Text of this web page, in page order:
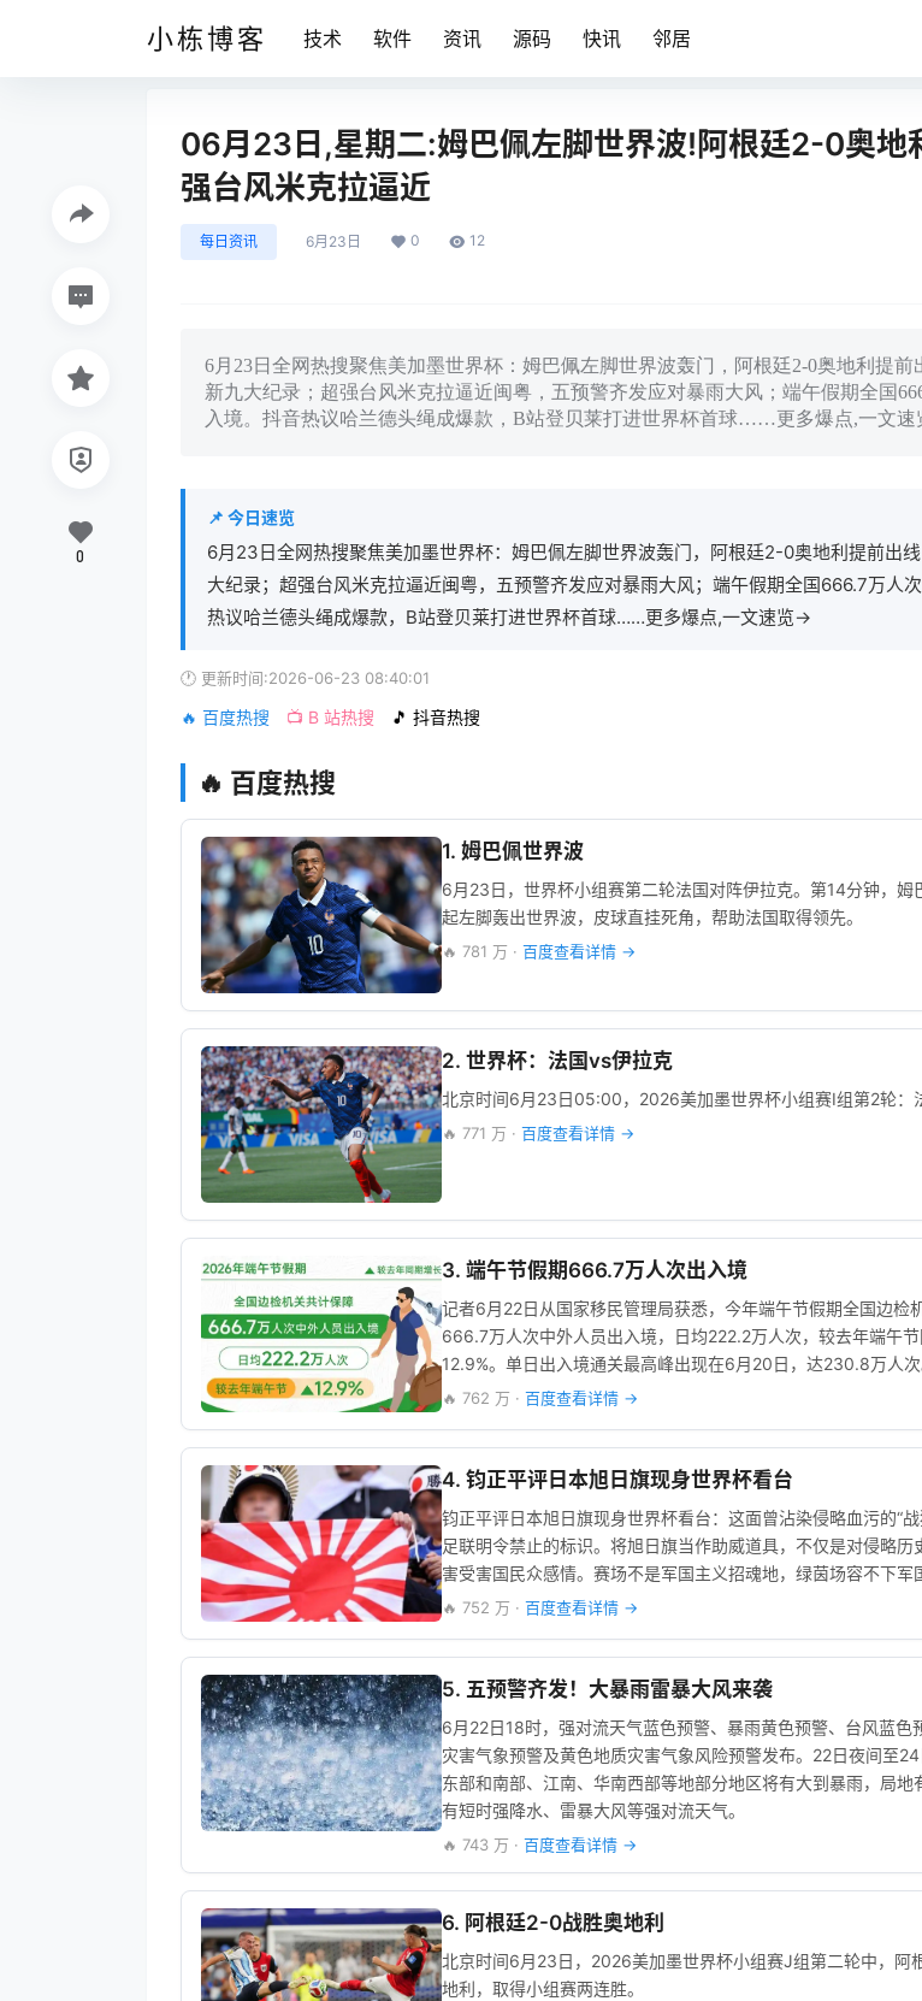
小栋博客 技术 软件 资讯 源码 快讯 邻居
06月23日,星期二:姆巴佩左脚世界波!阿根廷2-0奥地
强台风米克拉逼近
每日资讯 6月23日 0 12
6月23日全网热搜聚焦美加墨世界杯：姆巴佩左脚世界波轰门，阿根廷2-0奥地利提前
新九大纪录；超强台风米克拉逼近闽粤，五预警齐发应对暴雨大风；端午假期全国
入境。抖音热议哈兰德头绳成爆款，B站登贝莱打进世界杯首球……更多爆点,一文
📌 今日速览
6月23日全网热搜聚焦美加墨世界杯：姆巴佩左脚世界波轰门，阿根廷2-0奥地利提前出
大纪录；超强台风米克拉逼近闽粤，五预警齐发应对暴雨大风；端午假期全国666.7万人
热议哈兰德头绳成爆款，B站登贝莱打进世界杯首球……更多爆点,一文速览→
🕐 更新时间:2026-06-23 08:40:01
🔥 百度热搜 📺 B 站热搜 🎵 抖音热搜
🔥 百度热搜
1. 姆巴佩世界波
6月23日，世界杯小组赛第二轮法国对阵伊拉克。第14分钟，姆
起左脚轰出世界波，皮球直挂死角，帮助法国取得领先。
🔥 781 万 · 百度查看详情 →
2. 世界杯：法国vs伊拉克
北京时间6月23日05:00，2026美加墨世界杯小组赛I组第2轮：
🔥 771 万 · 百度查看详情 →
3. 端午节假期666.7万人次出入境
记者6月22日从国家移民管理局获悉，今年端午节假期全国边检
666.7万人次中外人员出入境，日均222.2万人次，较去年端午
12.9%。单日出入境通关最高峰出现在6月20日，达230.8万人次
🔥 762 万 · 百度查看详情 →
4. 钧正平评日本旭日旗现身世界杯看台
钧正平评日本旭日旗现身世界杯看台：这面曾沾染侵略血污的“
足联明令禁止的标识。将旭日旗当作助威道具，不仅是对侵略历
害受害国民众感情。赛场不是军国主义招魂地，绿茵场容不下军
🔥 752 万 · 百度查看详情 →
5. 五预警齐发！大暴雨雷暴大风来袭
6月22日18时，强对流天气蓝色预警、暴雨黄色预警、台风蓝色
灾害气象预警及黄色地质灾害气象风险预警发布。22日夜间至
东部和南部、江南、华南西部等地部分地区将有大到暴雨，局地
有短时强降水、雷暴大风等强对流天气。
🔥 743 万 · 百度查看详情 →
6. 阿根廷2-0战胜奥地利
北京时间6月23日，2026美加墨世界杯小组赛J组第二轮中，阿
地利，取得小组赛两连胜。
0